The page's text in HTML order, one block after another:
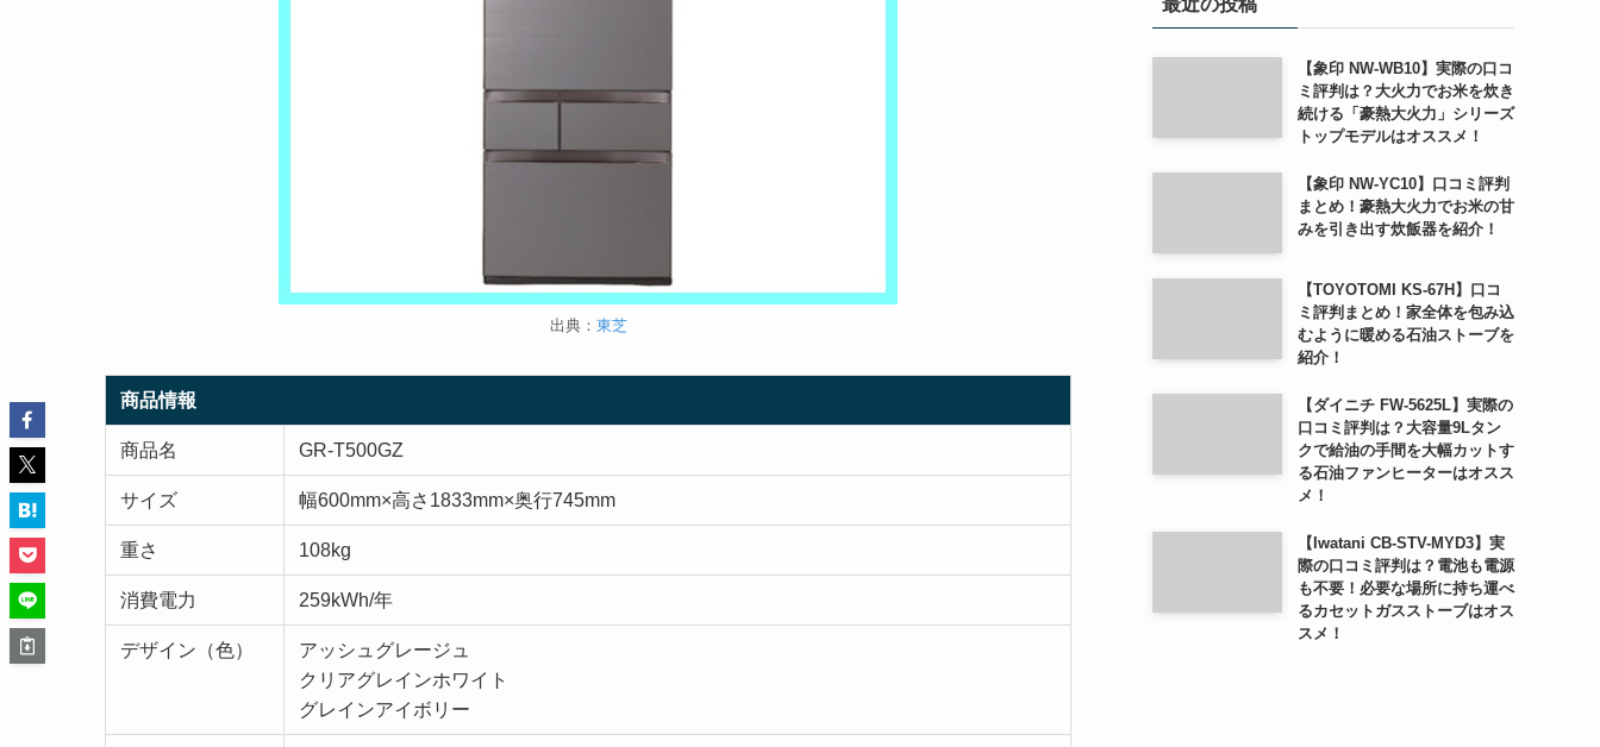
出典： 東芝
商品情報
商品名 GR-T500GZ
サイズ 幅600mm×高さ1833mm×奥行745mm
重さ 108kg
消費電力 259kWh/年
デザイン（色）
アッシュグレージュ
クリアグレインホワイト
グレインアイボリー
最近の投稿
【象印 NW-WB10】実際の口コ
ミ評判は？大火力でお米を炊き
続ける「豪熱大火力」シリーズ
トップモデルはオススメ！
【象印 NW-YC10】口コミ評判
まとめ！豪熱大火力でお米の甘
みを引き出す炊飯器を紹介！
【TOYOTOMI KS-67H】口コ
ミ評判まとめ！家全体を包み込
むように暖める石油ストーブを
紹介！
【ダイニチ FW-5625L】実際の
口コミ評判は？大容量9Lタン
クで給油の手間を大幅カットす
る石油ファンヒーターはオスス
メ！
【Iwatani CB-STV-MYD3】実
際の口コミ評判は？電池も電源
も不要！必要な場所に持ち運べ
るカセットガスストーブはオス
スメ！